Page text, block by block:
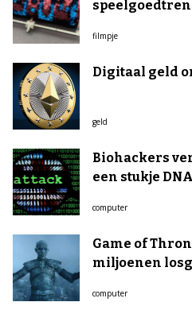
filmpje
Digitaal geld
geld
Biohackers
een stukje DNA
computer
Game of
miljoenen
computer